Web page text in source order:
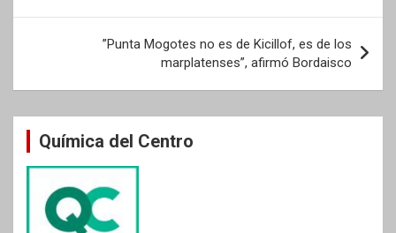
entradas
”Punta Mogotes no es de Kicillof, es de los
marplatenses”, afirmó Bordaisco
Química del Centro